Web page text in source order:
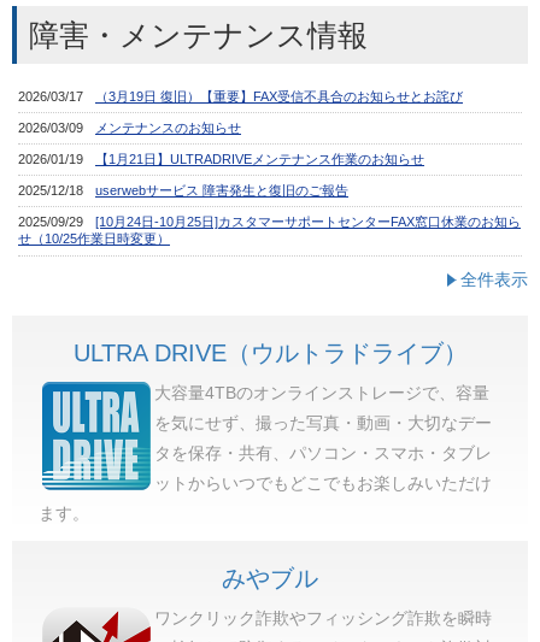
障害・メンテナンス情報
全件表示
ULTRA DRIVE（ウルトラドライブ）
大容量4TBのオンラインストレージで、容量
を気にせず、撮った写真・動画・大切なデー
タを保存・共有、パソコン・スマホ・タブレ
ットからいつでもどこでもお楽しみいただけ
ます。
みやブル
ワンクリック詐欺やフィッシング詐欺を瞬時